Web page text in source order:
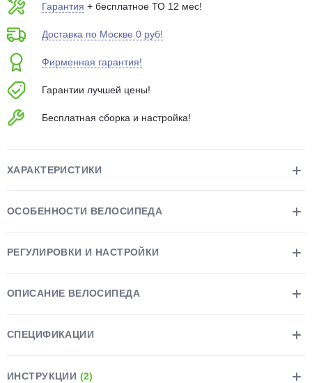
Гарантия + бесплатное ТО 12 мес!
Доставка по Москве 0 руб!
Фирменная гарантия!
Гарантии лучшей цены!
Бесплатная сборка и настройка!
ХАРАКТЕРИСТИКИ
ОСОБЕННОСТИ ВЕЛОСИПЕДА
РЕГУЛИРОВКИ И НАСТРОЙКИ
ОПИСАНИЕ ВЕЛОСИПЕДА
СПЕЦИФИКАЦИИ
ИНСТРУКЦИИ (2)
Подробнее
Остались вопросы?